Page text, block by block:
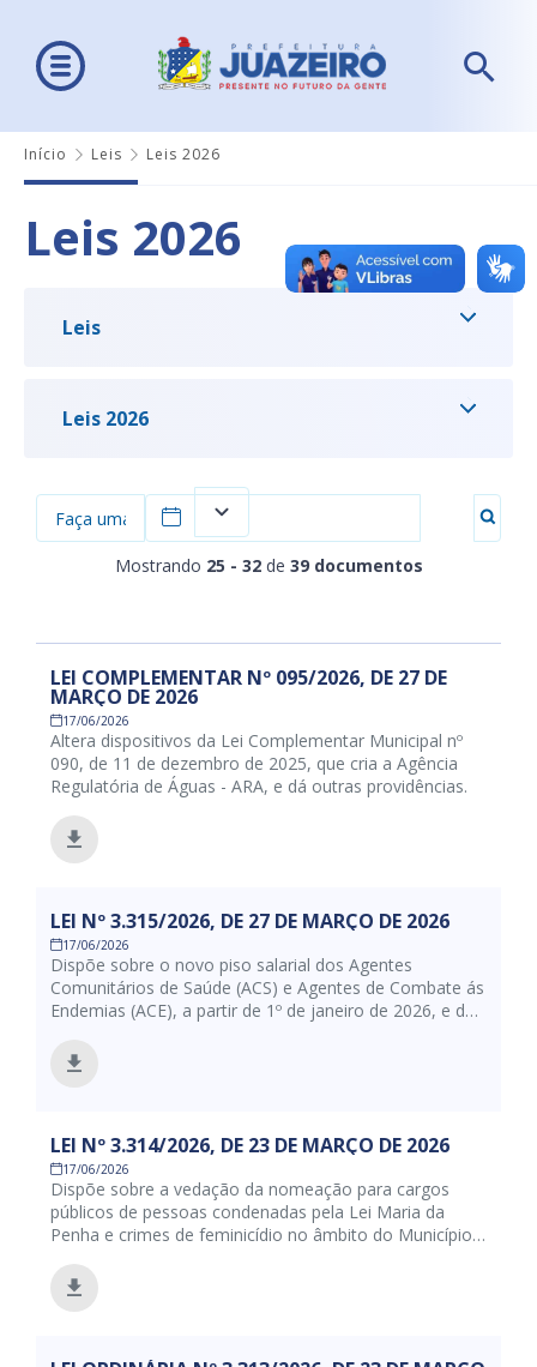
Início Leis Leis 2026
Leis 2026
Leis
Leis 2026
Mostrando 25 - 32 de 39 documentos
Filtrar por data
LEI COMPLEMENTAR Nº 095/2026, DE 27 DE
MARÇO DE 2026
17/06/2026
Altera dispositivos da Lei Complementar Municipal nº
090, de 11 de dezembro de 2025, que cria a Agência
Regulatória de Águas - ARA, e dá outras providências.
LEI Nº 3.315/2026, DE 27 DE MARÇO DE 2026
17/06/2026
Dispõe sobre o novo piso salarial dos Agentes
Comunitários de Saúde (ACS) e Agentes de Combate ás
Endemias (ACE), a partir de 1º de janeiro de 2026, e dá
LEI Nº 3.314/2026, DE 23 DE MARÇO DE 2026
17/06/2026
Dispõe sobre a vedação da nomeação para cargos
públicos de pessoas condenadas pela Lei Maria da
Penha e crimes de feminicídio no âmbito do Município
semanal dos canais de denúncia nas redes oficiais, e dá
outras providências.